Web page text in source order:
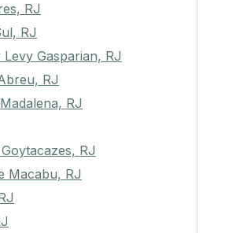
RJ
RJ
Gasparian, RJ
RJ
RJ
RJ
Macabu, RJ